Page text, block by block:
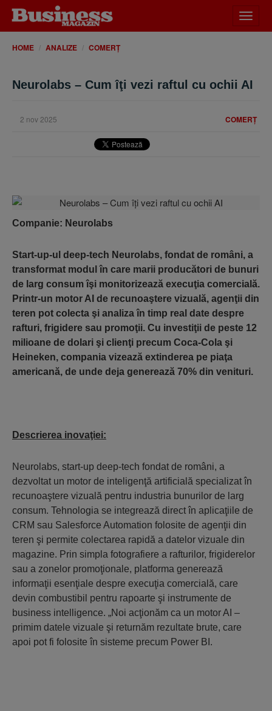
meniu
HOME ANALIZE COMERȚ
Neurolabs – Cum îţi vezi raftul cu ochii AI
COMERȚ
2 nov 2025
Companie: Neurolabs
Start-up-ul deep-tech Neurolabs, fondat de români, a
transformat modul în care marii producători de bunuri
de larg consum îşi monitorizează execuţia comercială.
Printr-un motor AI de recunoaştere vizuală, agenţii din
teren pot colecta şi analiza în timp real date despre
rafturi, frigidere sau promoţii. Cu investiţii de peste 12
milioane de dolari şi clienţi precum Coca-Cola şi
Heineken, compania vizează extinderea pe piaţa
americană, de unde deja generează 70% din venituri.
Descrierea inovaţiei:
Neurolabs, start-up deep-tech fondat de români, a
dezvoltat un motor de inteligenţă artificială specializat în
recunoaştere vizuală pentru industria bunurilor de larg
consum. Tehnologia se integrează direct în aplicaţiile de
CRM sau Salesforce Automation folosite de agenţii din
teren şi permite colectarea rapidă a datelor vizuale din
magazine. Prin simpla fotografiere a rafturilor, frigiderelor
sau a zonelor promoţionale, platforma generează
informaţii esenţiale despre execuţia comercială, care
devin combustibil pentru rapoarte şi instrumente de
business intelligence. „Noi acţionăm ca un motor AI –
primim datele vizuale şi returnăm rezultate brute, care
apoi pot fi folosite în sisteme precum Power BI.